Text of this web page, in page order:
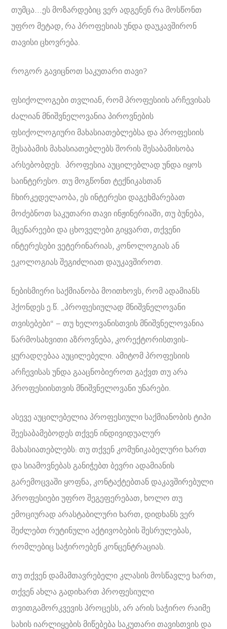
თუმცა…ეს მოზარდებიც ვერ ადგენენ რა მოსწონთ
უფრო მეტად, რა პროფესიას უნდა დაუკავშირონ
თავისი ცხოვრება.
როგორ გავიცნოთ საკუთარი თავი?
ფსიქოლოგები თვლიან, რომ პროფესიის არჩევისას
ძალიან მნიშვნელოვანია პიროვნების
ფსიქოლოგიური მახასიათებლებსა და პროფესიის
შესაბამის მახასიათებლებს შორის შესაბამისობა
არსებობდეს. პროფესია აუცილებლად უნდა იყოს
საინტერესო. თუ მოგწონთ ტექნიკასთან
ჩხირკედელაობა, ეს ინტერესი დაგეხმარებათ
მოძებნოთ საკუთარი თავი ინჟინერიაში, თუ ბუნება,
მცენარეები და ცხოველები გიყვართ, თქვენი
ინტერესები ვეტერინარიას, კონოლოგიას ან
ეკოლოგიას შეგიძლიათ დაუკავშიროთ.
ნებისმიერი საქმიანობა მოითხოვს, რომ ადამიანს
ჰქონდეს ე.წ. „პროფესიულად მნიშვნელოვანი
თვისებები“ – თუ ხელოვანისთვის მნიშვნელოვანია
წარმოსახვითი აზროვნება, კორექტორისთვის-
ყურადღებაა აუცილებელი. ამიტომ პროფესიის
არჩევისას უნდა გააცნობიეროთ გაქვთ თუ არა
პროფესიისთვის მნიშვნელოვანი უნარები.
ასევე აუცილებელია პროფესიული საქმიანობის ტიპი
შეესაბამებოდეს თქვენ ინდივიდუალურ
მახასიათებლებს: თუ თქვენ კომუნიკაბელური ხართ
და სიამოვნებას განიჭებთ ბევრი ადამიანის
გარემოცვაში ყოფნა, კონტაქტებთან დაკავშირებული
პროფესიები უფრო შეგეფერებათ, ხოლო თუ
ემოციურად არასტაბილური ხართ, დიდხანს ვერ
შეძლებთ რუტინული აქტივობების შესრულებას,
რომლებიც საჭიროებენ კონცენტრაციას.
თუ თქვენ დამამთავრებელი კლასის მოსწავლე ხართ,
თქვენ ახლა გადიხართ პროფესიული
თვითგამორკვევის პროცესს, არ არის საჭირო რაიმე
სახის იარლიყების მიწებება საკუთარი თავისთვის და